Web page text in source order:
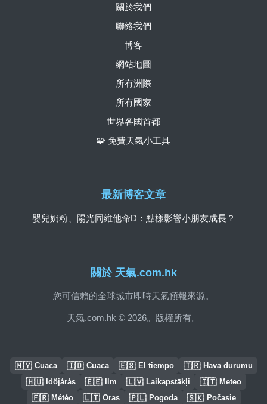
關於 天氣.com.hk
您可信賴的全球城市即時天氣預報來源。
天氣.com.hk © 2026。版權所有。
關於我們
聯絡我們
博客
網站地圖
所有洲際
所有國家
世界各國首都
🧩 免費天氣小工具
最新博客文章
嬰兒奶粉、陽光同維他命D：點樣影響小朋友成長？
🇲🇾 Cuaca 🇮🇩 Cuaca 🇪🇸 El tiempo 🇹🇷 Hava durumu
🇭🇺 Időjárás 🇪🇪 Ilm 🇱🇻 Laikapstākļi 🇮🇹 Meteo
🇫🇷 Météo 🇱🇹 Oras 🇵🇱 Pogoda 🇸🇰 Počasie